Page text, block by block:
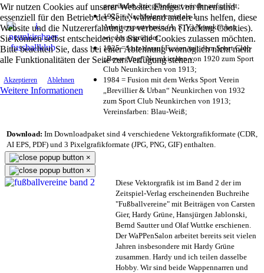
Wir nutzen Cookies auf unserer Website. Einige von ihnen sind
essenziell für den Betrieb der Seite, während andere uns helfen, diese
Website und die Nutzererfahrung zu verbessern (Tracking Cookies).
Sie können selbst entscheiden, ob Sie die Cookies zulassen möchten.
Bitte beachten Sie, dass bei einer Ablehnung womöglich nicht mehr
alle Funktionalitäten der Seite zur Verfügung stehen.
Akzeptieren Ablehnen
Weitere Informationen
gegründet, kriegsbedingt wieder aufgelöst;
1925 = Nachfolgeverein als 1.
Arbeitersportverein (A. S. V.) Neunkirchen
wieder gegründet;
1925 = kurz darauf Fusion mit dem Sport Club
„Bewegung“ Neunkirchen von 1920 zum Sport
Club Neunkirchen von 1913;
1984 = Fusion mit dem Werks Sport Verein
„Brevillier & Urban“ Neunkirchen von 1932
zum Sport Club Neunkirchen von 1913;
Vereinsfarben: Blau-Weiß;
Download: Im Downloadpaket sind 4 verschiedene Vektorgrafikformate (CDR,
AI EPS, PDF) und 3 Pixelgrafikformate (JPG, PNG, GIF) enthalten.
×
×
Diese Vektorgrafik ist im Band 2 der im
Zeitspiel-Verlag erscheinenden Buchreihe
"Fußballvereine" mit Beiträgen von Carsten
Gier, Hardy Grüne, Hansjürgen Jablonski,
Bernd Sautter und Olaf Wuttke erschienen.
Der WaPPenSalon arbeitet bereits seit vielen
Jahren insbesondere mit Hardy Grüne
zusammen. Hardy und ich teilen dasselbe
Hobby. Wir sind beide Wappennarren und